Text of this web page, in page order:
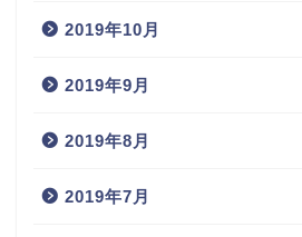
2019年10月
2019年9月
2019年8月
2019年7月